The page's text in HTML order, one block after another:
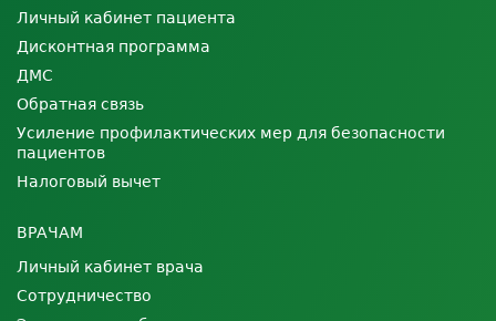
Личный кабинет пациента
Дисконтная программа
ДМС
Обратная связь
Усиление профилактических мер для безопасности
пациентов
Налоговый вычет
ВРАЧАМ
Личный кабинет врача
Сотрудничество